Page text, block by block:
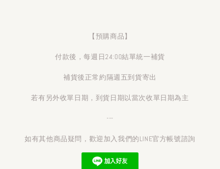
【預購商品】
付款後，每週日24:00結單統一補貨
補貨後正常約隔週五到貨寄出
若有另外收單日期，到貨日期以當次收單日期為主
---
如有其他商品疑問，歡迎加入我們的LINE官方帳號諮詢